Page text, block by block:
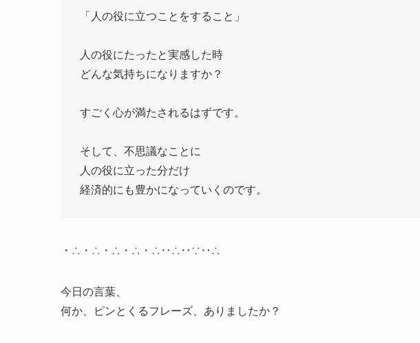
「人の役に立つことをすること」
人の役にたったと実感した時
どんな気持ちになりますか？
すごく心が満たされるはずです。
そして、不思議なことに
人の役に立った分だけ
経済的にも豊かになっていくのです。
・∴・∴・∴・∴・∴‥∴‥∵‥∴
今日の言葉、
何か、ピンとくるフレーズ、ありましたか？